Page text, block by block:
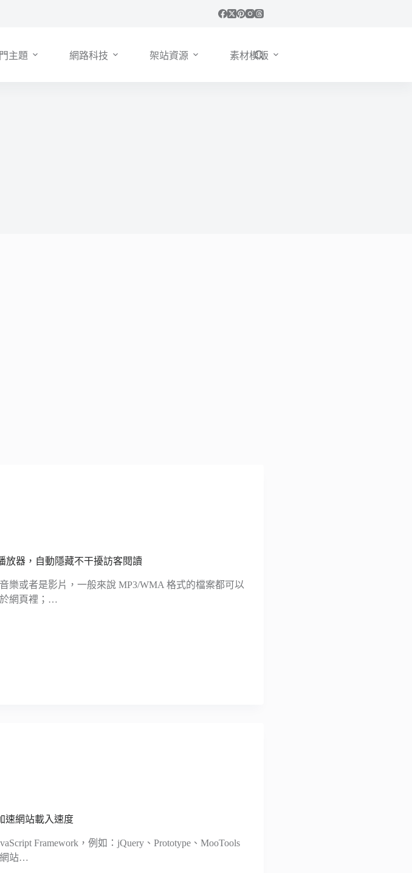
主題 網路科技 架站資源 素材模版
放器，自動隱藏不干擾訪客閱讀
樂或者是影片，一般來說 MP3/WMA 格式的檔案都可以
網頁裡；…
速網站載入速度
Framework，例如：jQuery、Prototype、MooTools
網站…